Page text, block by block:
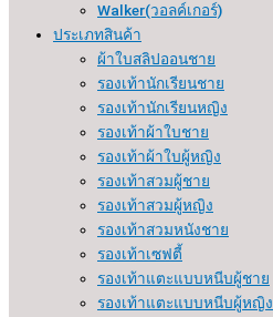
Walker(วอลค์เกอร์)
ประเภทสินค้า
ผ้าใบสลิปออนชาย
รองเท้านักเรียนชาย
รองเท้านักเรียนหญิง
รองเท้าผ้าใบชาย
รองเท้าผ้าใบผู้หญิง
รองเท้าสวมผู้ชาย
รองเท้าสวมผู้หญิง
รองเท้าสวมหนังชาย
รองเท้าเซฟตี้
รองเท้าแตะแบบหนีบผู้ชาย
รองเท้าแตะแบบหนีบผู้หญิง